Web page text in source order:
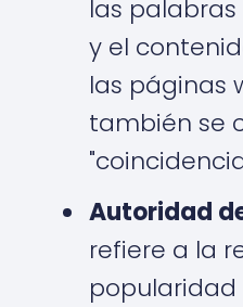
las
y el
las páginas
también se
Autoridad
refiere a la